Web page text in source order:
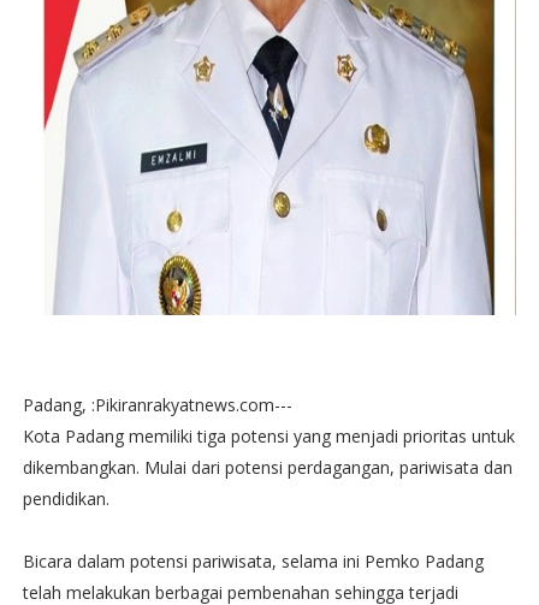
Padang, :Pikiranrakyatnews.com---
Kota Padang memiliki tiga potensi yang menjadi prioritas untuk
dikembangkan. Mulai dari potensi perdagangan, pariwisata dan
pendidikan.
Bicara dalam potensi pariwisata, selama ini Pemko Padang
telah melakukan berbagai pembenahan sehingga terjadi